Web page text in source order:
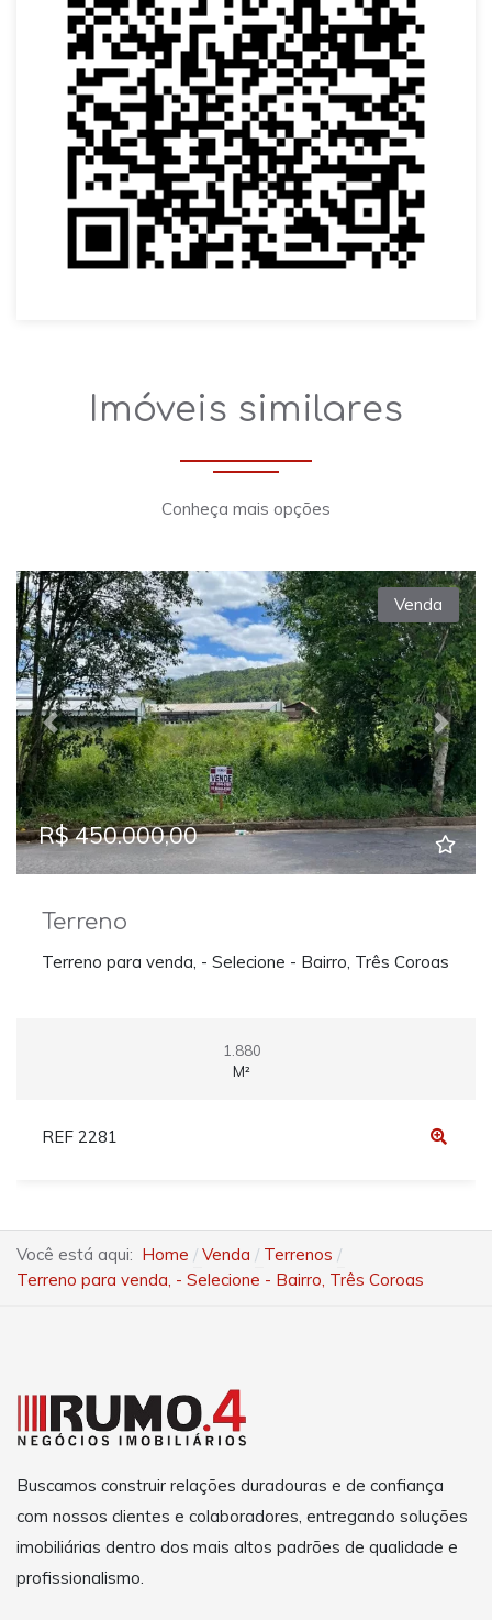
Imóveis similares
Conheça mais opções
Previous Next
Venda
R$ 450.000,00
Terreno
Terreno para venda, - Selecione - Bairro, Três Coroas
1.880
M²
REF 2281
Você está aqui: Home Venda
Terrenos
Terreno para venda, - Selecione - Bairro, Três Coroas
Buscamos construir relações duradouras e de confiança
com nossos clientes e colaboradores, entregando soluções
imobiliárias dentro dos mais altos padrões de qualidade e
profissionalismo.